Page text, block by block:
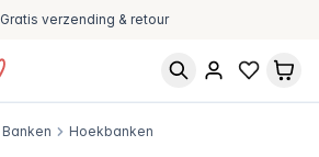
Gratis verzending & retour
Banken Hoekbanken